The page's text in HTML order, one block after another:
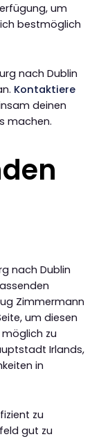
um
bestmöglich
nach Dublin
Kontaktiere
deinen
machen.
nach Dublin
Zimmermann
um diesen
zu
Irlands,
in
zu
gut zu